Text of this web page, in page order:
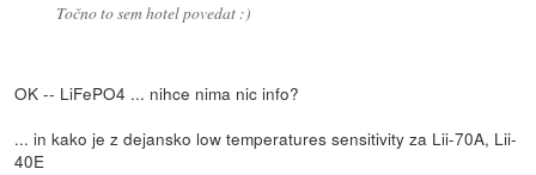
Točno to sem hotel povedat :)
OK -- LiFePO4 ... nihce nima nic info?
... in kako je z dejansko low temperatures sensitivity za Lii-70A, Lii-
40E